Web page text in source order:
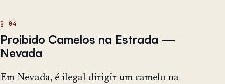
Proibido Camelos na Estrada —
Nevada
Em Nevada, é ilegal dirigir um camelo na